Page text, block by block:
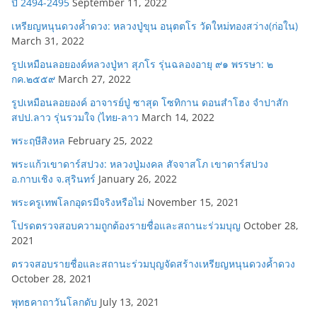
เหรียญหนุนดวงค้ำดวง: หลวงปู่ขุน อนุตตโร วัดใหม่ทองสว่าง(ก่อใน)
March 31, 2022
รูปเหมือนลอยองค์หลวงปู่หา สุภโร รุ่นฉลองอายุ ๙๑ พรรษา: ๒
กค.๒๕๕๙ March 27, 2022
รูปเหมือนลอยองค์ อาจารย์ปู่ ซาสุด โซทิกาน ดอนสำโฮง จำปาสัก
สปป.ลาว รุ่นรวมใจ (ไทย-ลาว March 14, 2022
พระฤษีสิงหล February 25, 2022
พระแก้วเขาดาร์สปวง: หลวงปู่มงคล สัจจาสโภ เขาดาร์สปวง
อ.กาบเชิง จ.สุรินทร์ January 26, 2022
พระครูเทพโลกอุดรมีจริงหรือไม่ November 15, 2021
โปรดตรวจสอบความถูกต้องรายชื่อและสถานะร่วมบุญ October 28,
2021
ตรวจสอบรายชื่อและสถานะร่วมบุญจัดสร้างเหรียญหนุนดวงค้ำดวง
October 28, 2021
พุทธคาถาวันโลกดับ July 13, 2021